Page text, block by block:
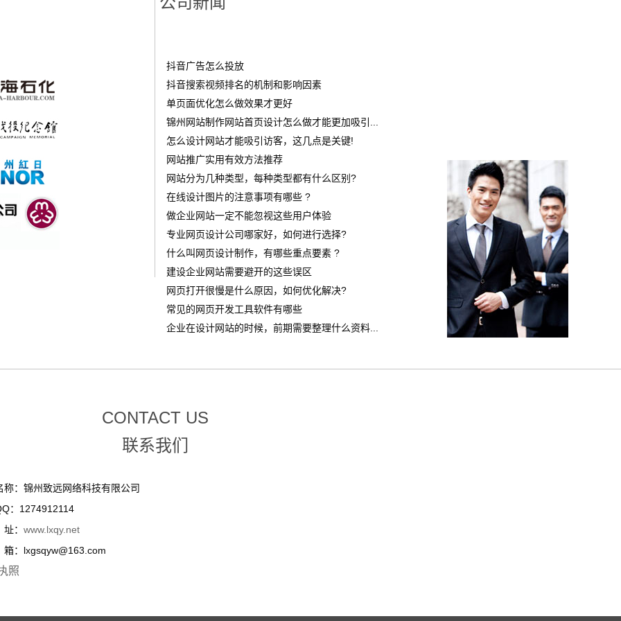
抖音广告怎么投放
‌抖音搜索视频排名的机制和影响因素
单页面优化怎么做效果才更好
锦州网站制作网站首页设计怎么做才能更加吸引...
怎么设计网站才能吸引访客，这几点是关键!
网站推广实用有效方法推荐
网站分为几种类型，每种类型都有什么区别?
在线设计图片的注意事项有哪些 ?
做企业网站一定不能忽视这些用户体验
专业网页设计公司哪家好，如何进行选择?
什么叫网页设计制作，有哪些重点要素 ?
建设企业网站需要避开的这些误区
网页打开很慢是什么原因，如何优化解决?
常见的网页开发工具软件有哪些
企业在设计网站的时候，前期需要整理什么资料...
CONTACT US
联系我们
称：锦州致远网络科技有限公司
：1274912114
： www.lxqy.net
lxgsqyw@163.com
照